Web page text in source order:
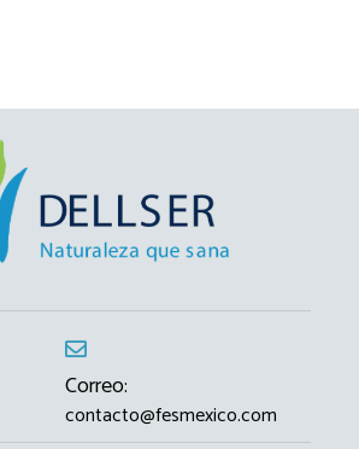
Correo:
contacto@fesmexico.com